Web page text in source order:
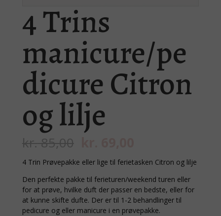
4 Trins
manicure/pe
dicure Citron
og lilje
kr.85,00
pris
var:
kr. 85,00.
pris
er:
kr. 69,00.
4 Trin Prøvepakke eller lige til ferietasken Citron og lilje
Den perfekte pakke til ferieturen/weekend turen eller
for at prøve, hvilke duft der passer en bedste, eller for
at kunne skifte dufte. Der er til 1-2 behandlinger til
pedicure og eller manicure i en prøvepakke.